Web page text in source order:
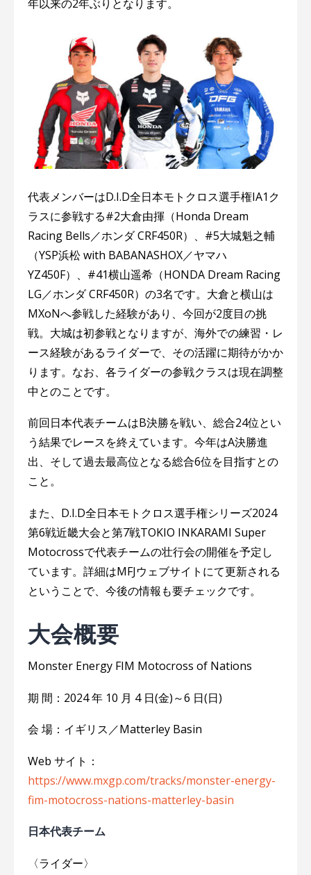
年以来の2年ぶりとなります。
代表メンバーはD.I.D全日本モトクロス選手権IA1ク
ラスに参戦する#2⼤倉由揮（Honda Dream
Racing Bells／ホンダ CRF450R）、#5⼤城魁之輔
（YSP浜松 with BABANASHOX／ヤマハ
YZ450F）、#41横⼭遥希（HONDA Dream Racing
LG／ホンダ CRF450R）の3名です。大倉と横山は
MXoNへ参戦した経験があり、今回が2度目の挑
戦。大城は初参戦となりますが、海外での練習・レ
ース経験があるライダーで、その活躍に期待がかか
ります。なお、各ライダーの参戦クラスは現在調整
中とのことです。
前回日本代表チームはB決勝を戦い、総合24位とい
う結果でレースを終えています。今年はA決勝進
出、そして過去最高位となる総合6位を目指すとの
こと。
また、D.I.D全日本モトクロス選手権シリーズ2024
第6戦近畿大会と第7戦TOKIO INKARAMI Super
Motocrossで代表チームの壮行会の開催を予定し
ています。詳細はMFJウェブサイトにて更新される
ということで、今後の情報も要チェックです。
大会概要
Monster Energy FIM Motocross of Nations
期 間：2024 年 10 月 4 日(金)～6 日(日)
会 場：イギリス／Matterley Basin
Web サイト：
https://www.mxgp.com/tracks/monster-energy-
fim-motocross-nations-matterley-basin
日本代表チーム
〈ライダー〉